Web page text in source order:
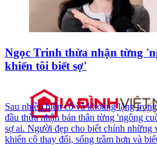
Ngọc Trinh thừa nhận từng
khiến tôi biết sợ'
Sau nhiều biến cố và khoảng lặng
đầu thừa nhận bản thân từng 'ngông
sợ ai. Người đẹp cho biết chính những
khiến cô thay đổi, sống trầm hơn và